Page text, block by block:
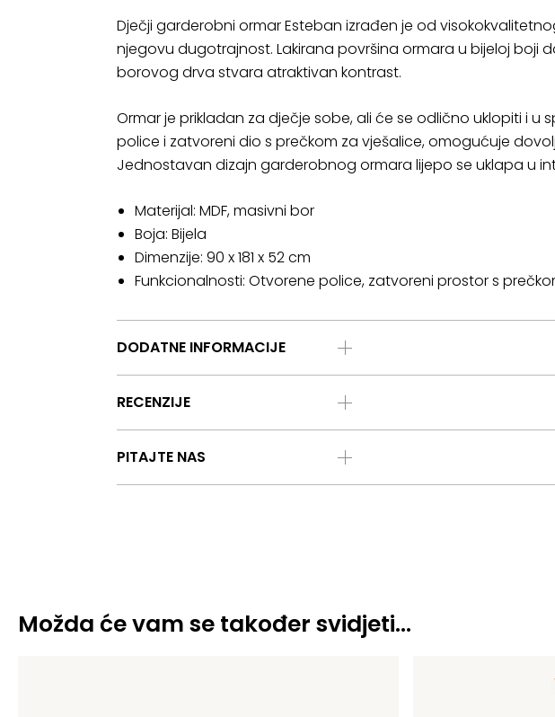
Dječji garderobni ormar Esteban izrađen je od
njegovu dugotrajnost. Lakirana površina ormara u bijeloj boji
borovog drva stvara atraktivan kontrast.
Ormar je prikladan za dječje sobe, ali će se odlično uklopiti i
police i zatvoreni dio s prečkom za vješalice, omogućuje
Jednostavan dizajn garderobnog ormara lijepo se uklapa u
Materijal: MDF, masivni bor
Boja: Bijela
Dimenzije: 90 x 181 x 52 cm
Funkcionalnosti: Otvorene police, zatvoreni prostor s
DODATNE INFORMACIJE
RECENZIJE
PITAJTE NAS
Možda će vam se također svidjeti…